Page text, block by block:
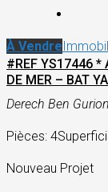
À Vendre
#REF YS17446 *
DE MER – BAT
Derech Ben
Pièces: 4
Nouveau Projet